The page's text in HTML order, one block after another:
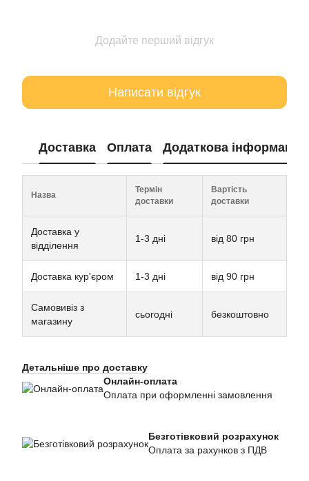
Додайте перший відгук
Написати відгук
Доставка Оплата Додаткова інформація
Назва
Термін
доставки
Вартість
доставки
Доставка у
відділення
1-3 дні від 80 грн
Доставка кур'єром 1-3 дні від 90 грн
Самовивіз з
магазину
сьогодні безкоштовно
Детальніше про доставку
Онлайн-оплата
Оплата при оформленні замовлення
Безготівковий розрахунок
Оплата за рахунков з ПДВ